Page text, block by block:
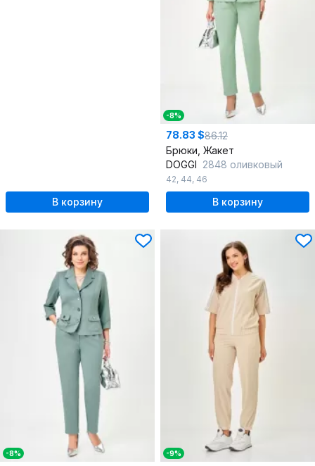
В корзину
-8%
78.83 $86.12
Брюки, Жакет
DOGGI 2848 оливковый
42, 44, 46
В корзину
-8% -9%